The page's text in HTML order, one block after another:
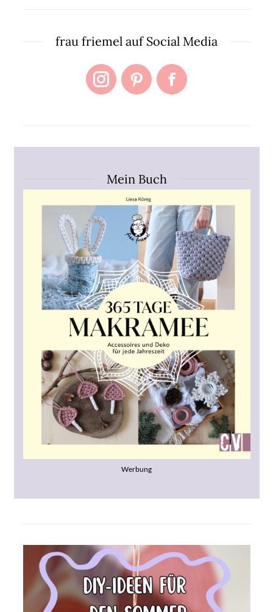
frau friemel auf Social Media
Instagram
PinterestFacebook
Mein Buch
Werbung